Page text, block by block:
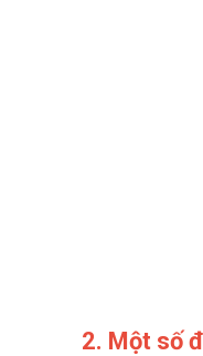
2. Một số